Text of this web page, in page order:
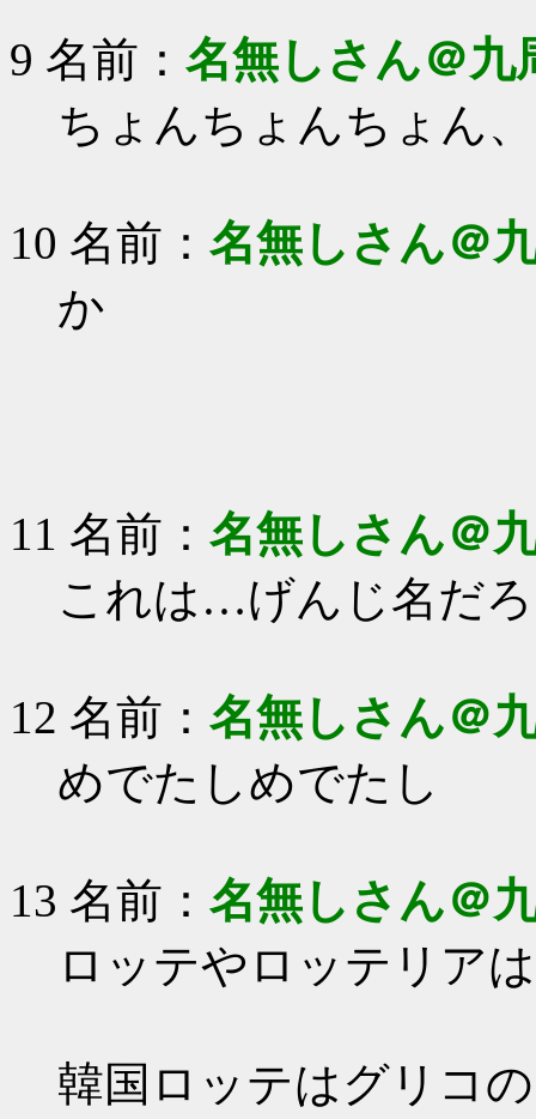
9 名前： 名無しさん＠九
ちょんちょんちょん
10 名前： 名無しさん＠
か
11 名前： 名無しさん＠
これは…げんじ名だ
12 名前： 名無しさん＠
めでたしめでたし
13 名前： 名無しさん＠
ロッテやロッテリア
韓国ロッテはグリコ